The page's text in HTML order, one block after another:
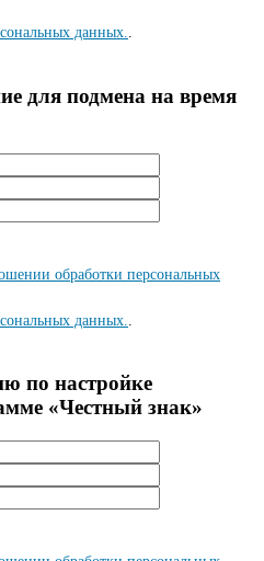
данных..
для подмена на время
обработки персональных
данных.
по настройке
«Честный знак»